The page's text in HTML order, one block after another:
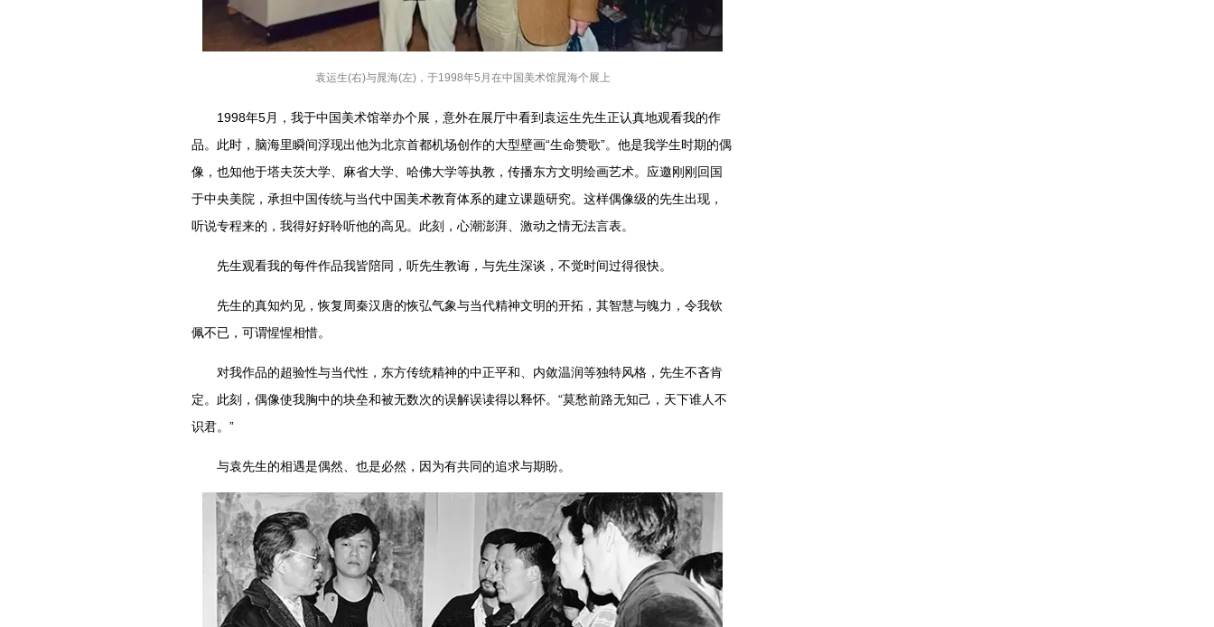
袁运生(右)与晁海(左)，于1998年5月在中国美术馆晁海个展上
1998年5月，我于中国美术馆举办个展，意外在展厅中看到袁运生先生正认真地观看我的作
品。此时，脑海里瞬间浮现出他为北京首都机场创作的大型壁画“生命赞歌”。他是我学生时期的偶
像，也知他于塔夫茨大学、麻省大学、哈佛大学等执教，传播东方文明绘画艺术。应邀刚刚回国
于中央美院，承担中国传统与当代中国美术教育体系的建立课题研究。这样偶像级的先生出现，
听说专程来的，我得好好聆听他的高见。此刻，心潮澎湃、激动之情无法言表。
先生观看我的每件作品我皆陪同，听先生教诲，与先生深谈，不觉时间过得很快。
先生的真知灼见，恢复周秦汉唐的恢弘气象与当代精神文明的开拓，其智慧与魄力，令我钦
佩不已，可谓惺惺相惜。
对我作品的超验性与当代性，东方传统精神的中正平和、内敛温润等独特风格，先生不吝肯
定。此刻，偶像使我胸中的块垒和被无数次的误解误读得以释怀。“莫愁前路无知己，天下谁人不
识君。”
与袁先生的相遇是偶然、也是必然，因为有共同的追求与期盼。